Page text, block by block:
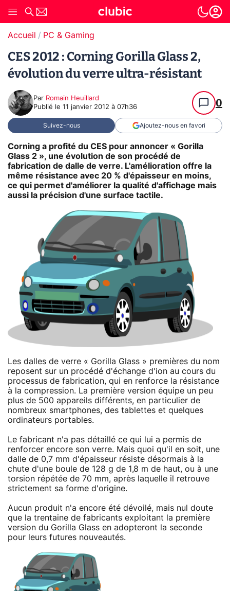
Accueil PC & Gaming
CES 2012 : Corning Gorilla Glass 2,
évolution du verre ultra-résistant
Par Romain Heuillard
Publié le 11 janvier 2012 à 07h36 0
Suivez-nous Ajoutez-nous en favori
Corning a profité du CES pour annoncer « Gorilla
Glass 2 », une évolution de son procédé de
fabrication de dalle de verre. L'amélioration offre la
même résistance avec 20 % d'épaisseur en moins,
ce qui permet d'améliorer la qualité d'affichage mais
aussi la précision d'une surface tactile.
Les dalles de verre « Gorilla Glass » premières du nom
reposent sur un procédé d'échange d'ion au cours du
processus de fabrication, qui en renforce la résistance
à la compression. La première version équipe un peu
plus de 500 appareils différents, en particulier de
nombreux smartphones, des tablettes et quelques
ordinateurs portables.
Le fabricant n'a pas détaillé ce qui lui a permis de
renforcer encore son verre. Mais quoi qu'il en soit, une
dalle de 0,7 mm d'épaisseur résiste désormais à la
chute d'une boule de 128 g de 1,8 m de haut, ou à une
torsion répétée de 70 mm, après laquelle il retrouve
strictement sa forme d'origine.
Aucun produit n'a encore été dévoilé, mais nul doute
que la trentaine de fabricants exploitant la première
version du Gorilla Glass en adopteront la seconde
pour leurs futures nouveautés.